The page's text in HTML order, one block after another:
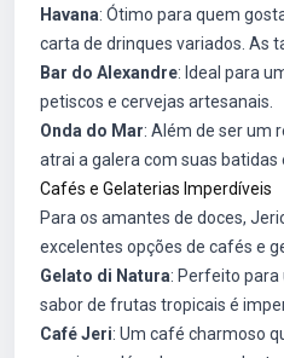
Havana: Ótimo para quem
carta de drinques variados. As
Bar do Alexandre: Ideal para
petiscos e cervejas artesanais.
Onda do Mar: Além de ser um
atrai a galera com suas batidas
Cafés e Gelaterias Imperdíveis
Para os amantes de doces,
excelentes opções de cafés e
Gelato di Natura: Perfeito
sabor de frutas tropicais é
Café Jeri: Um café charmoso